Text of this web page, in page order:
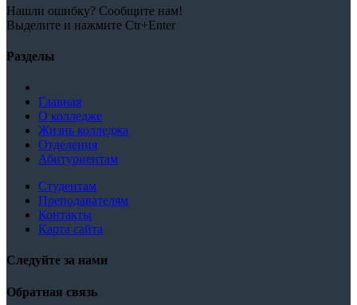
Нашли ошибку? Сообщите нам!
Выделите и нажмите Ctr+Enter
Разделы
Главная
О колледже
Жизнь колледжа
Отделения
Абитуриентам
Студентам
Преподавателям
Контакты
Карта сайта
Следуйте за нами
Обратная связь